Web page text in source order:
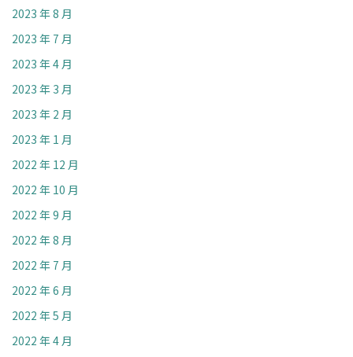
2023 年 8 月
2023 年 7 月
2023 年 4 月
2023 年 3 月
2023 年 2 月
2023 年 1 月
2022 年 12 月
2022 年 10 月
2022 年 9 月
2022 年 8 月
2022 年 7 月
2022 年 6 月
2022 年 5 月
2022 年 4 月